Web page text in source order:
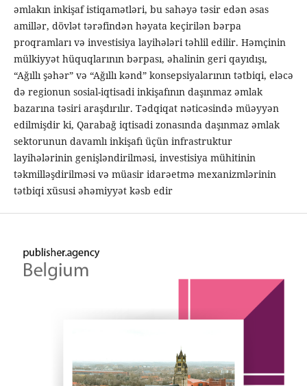
əmlakın inkişaf istiqamətləri, bu sahəyə təsir edən əsas
amillər, dövlət tərəfindən həyata keçirilən bərpa
proqramları və investisiya layihələri təhlil edilir. Həmçinin
mülkiyyət hüquqlarının bərpası, əhalinin geri qayıdışı,
“Ağıllı şəhər” və “Ağıllı kənd” konsepsiyalarının tətbiqi, eləcə
də regionun sosial-iqtisadi inkişafının daşınmaz əmlak
bazarına təsiri araşdırılır. Tədqiqat nəticəsində müəyyən
edilmişdir ki, Qarabağ iqtisadi zonasında daşınmaz əmlak
sektorunun davamlı inkişafı üçün infrastruktur
layihələrinin genişləndirilməsi, investisiya mühitinin
təkmilləşdirilməsi və müasir idarəetmə mexanizmlərinin
tətbiqi xüsusi əhəmiyyət kəsb edir